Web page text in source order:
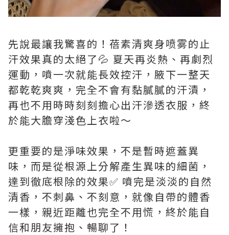
先說最讓我驚喜的！蓓素清爽身喷雾的止
汗效果真的太絕了💦 夏天再炎熱、再劇烈
運動，噴一次就能長效控汗，腋下一整天
都乾乾爽爽，完全不會有黏膩膩的汗漬，
再也不用時時刻刻擔心出汗滲透衣服，終
於能大膽穿淺色上衣啦～
更重要的是淨味效果，不是暫時遮蓋異
味，而是從根源上分解產生異味的細菌，
達到徹底根除的效果✅ 噴完是淡淡的自然
清香，不刺鼻、不刻意，就像自帶的體香
一樣，親近距離也完全不用慌，終於能自
信和朋友擁抱、暢聊了！